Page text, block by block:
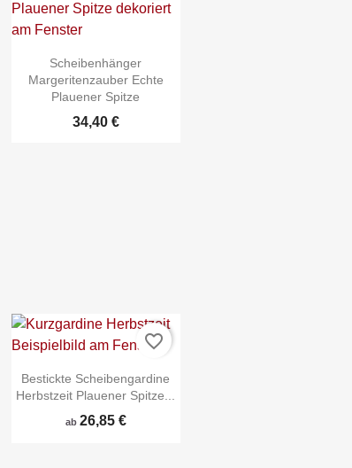
Scheibenhänger
Margeritenzauber Echte
Plauener Spitze
34,40 €
Bestickte Scheibengardine
Herbstzeit Plauener Spitze...
ab 26,85 €
favorite_border